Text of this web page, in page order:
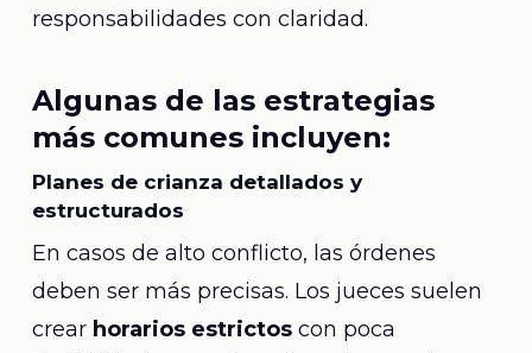
responsabilidades con claridad.
Algunas de las estrategias
más comunes incluyen:
Planes de crianza detallados y
estructurados
En casos de alto conflicto, las órdenes
deben ser más precisas. Los jueces suelen
crear horarios estrictoscon poca